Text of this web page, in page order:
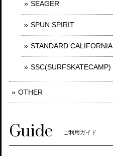
SEAGER
SPUN SPIRIT
STANDARD CALIFORNIA
SSC(SURFSKATECAMP)
OTHER
Guide ご利用ガイド